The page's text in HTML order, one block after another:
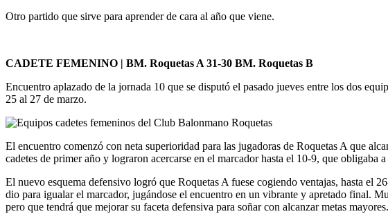
Otro partido que sirve para aprender de cara al año que viene.
CADETE FEMENINO | BM. Roquetas A 31-30 BM. Roquetas B
Encuentro aplazado de la jornada 10 que se disputó el pasado jueves entre los dos
25 al 27 de marzo.
El encuentro comenzó con neta superioridad para las jugadoras de Roquetas A que
cadetes de primer año y lograron acercarse en el marcador hasta el 10-9, que
El nuevo esquema defensivo logró que Roquetas A fuese cogiendo ventajas, hasta el
dio para igualar el marcador, jugándose el encuentro en un vibrante y apretado final.
pero que tendrá que mejorar su faceta defensiva para soñar con alcanzar metas mayores.